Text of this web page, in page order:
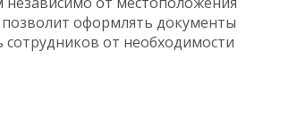
оформлять документы
от необходимости